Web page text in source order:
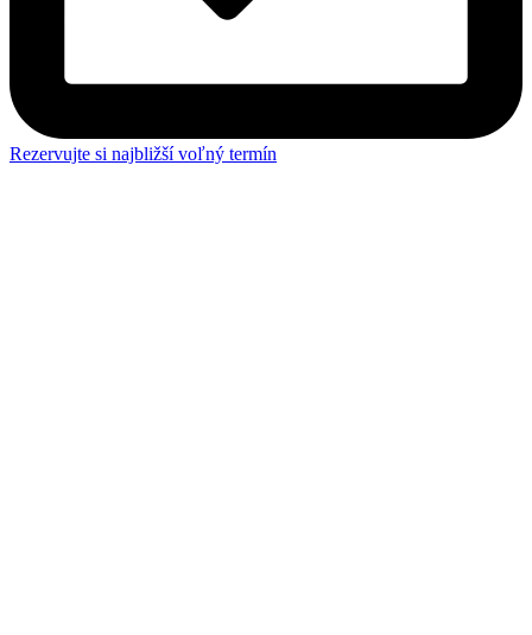
Rezervujte si najbližší voľný termín